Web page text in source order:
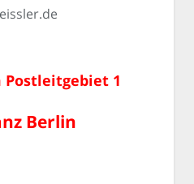
1
Berlin